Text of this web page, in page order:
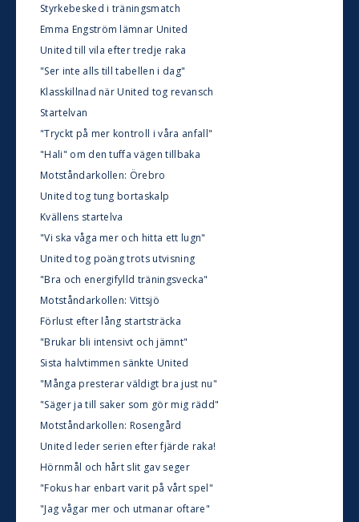
Styrkebesked i träningsmatch
Emma Engström lämnar United
United till vila efter tredje raka
"Ser inte alls till tabellen i dag"
Klasskillnad när United tog revansch
Startelvan
"Tryckt på mer kontroll i våra anfall"
"Hali" om den tuffa vägen tillbaka
Motståndarkollen: Örebro
United tog tung bortaskalp
Kvällens startelva
"Vi ska våga mer och hitta ett lugn"
United tog poäng trots utvisning
"Bra och energifylld träningsvecka"
Motståndarkollen: Vittsjö
Förlust efter lång startsträcka
"Brukar bli intensivt och jämnt"
Sista halvtimmen sänkte United
"Många presterar väldigt bra just nu"
"Säger ja till saker som gör mig rädd"
Motståndarkollen: Rosengård
United leder serien efter fjärde raka!
Hörnmål och hårt slit gav seger
"Fokus har enbart varit på vårt spel"
"Jag vågar mer och utmanar oftare"